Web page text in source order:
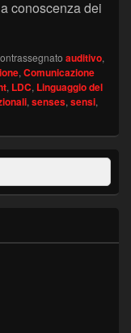
conoscenza dei
e CNV: il
auditivo,
, Comunicazione
, LDC, Linguaggio del
, senses, sensi,